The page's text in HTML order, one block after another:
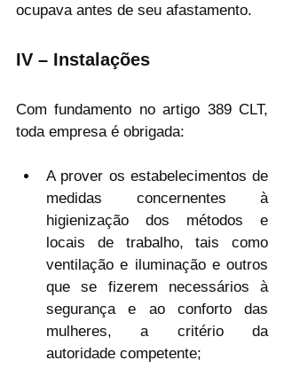
ocupava antes de seu afastamento.
IV – Instalações
Com fundamento no artigo 389 CLT,
toda empresa é obrigada:
A prover os estabelecimentos de
medidas concernentes à
higienização dos métodos e
locais de trabalho, tais como
ventilação e iluminação e outros
que se fizerem necessários à
segurança e ao conforto das
mulheres, a critério da
autoridade competente;